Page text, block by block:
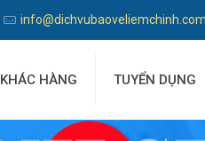
info@dichvubaoveliemchinh.com
KHÁC HÀNG TUYỂN DỤNG